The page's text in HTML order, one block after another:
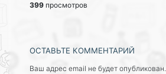
399 просмотров
ОСТАВЬТЕ КОММЕНТАРИЙ
Ваш адрес email не будет опубликован.